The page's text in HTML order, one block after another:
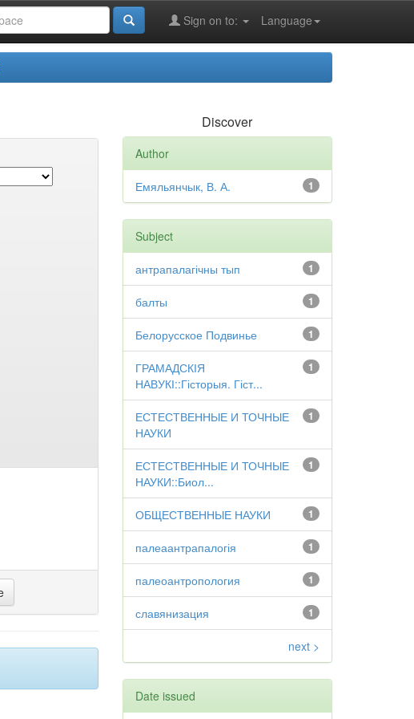
Language
Sign on to:
Discover
Author
1
Емяльянчык, В. А.
Subject
1
антрапалагічны тып
1
балты
1
Белорусское Подвинье
1
ГРАМАДСКІЯ
НАВУКІ::Гісторыя. Гіст...
1
ЕСТЕСТВЕННЫЕ И ТОЧНЫЕ
НАУКИ
1
ЕСТЕСТВЕННЫЕ И ТОЧНЫЕ
НАУКИ::Биол...
1
ОБЩЕСТВЕННЫЕ НАУКИ
1
палеаантрапалогія
1
палеоантропология
1
славянизация
next >
Date issued